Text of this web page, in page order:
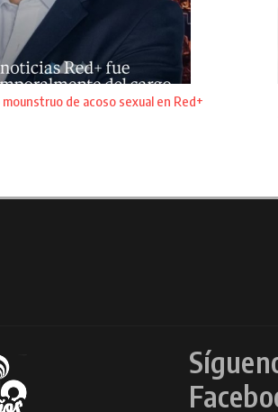
de acoso sexual en Red+